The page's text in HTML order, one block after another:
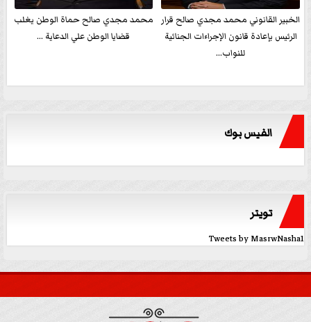
الخبير القانوني محمد مجدي صالح قرار
الرئيس بإعادة قانون الإجراءات الجنائية
للنواب...
محمد مجدي صالح حماة الوطن يغلب
قضايا الوطن علي الدعاية ...
الفيس بوك
تويتر
Tweets by MasrwNasha1